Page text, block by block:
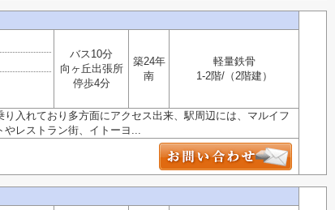
バス10分
向ヶ丘出張所
停歩4分
築24年
南
軽量鉄骨
1-2階/（2階建）
入れており多方面にアクセス出来、駅周辺には、マルイフ
やレストラン街、イトーヨ...